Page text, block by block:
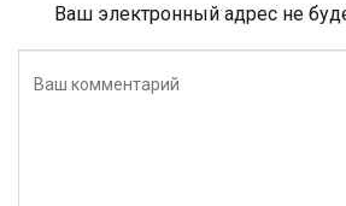
Ваш электронный адрес не